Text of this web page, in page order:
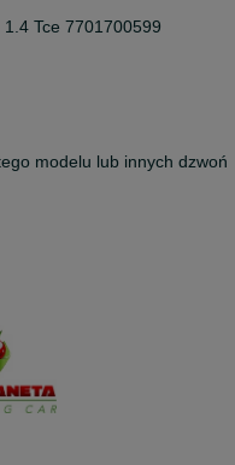
Tce 7701700599
modelu lub innych dzwoń